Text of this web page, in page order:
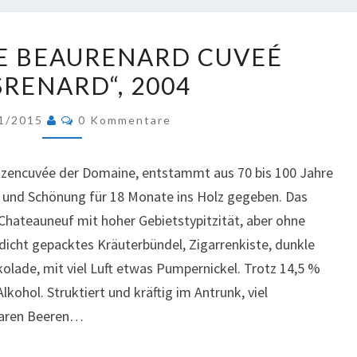
DE
BEAURENARD
BEAURENARD CUVEÉ
2004
2015 Kommentare
0 Kommentare
der Domaine, entstammt aus 70 bis 100 Jahre
Schönung für 18 Monate ins Holz gegeben. Das
mit hoher Gebietstypitzität, aber ohne
gepacktes Kräuterbündel, Zigarrenkiste, dunkle
mit viel Luft etwas Pumpernickel. Trotz 14,5 %
Struktiert und kräftig im Antrunk, viel
Beeren…